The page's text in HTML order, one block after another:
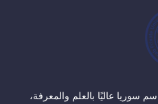
سوريا عاليًا بالعلم والمعرفة،